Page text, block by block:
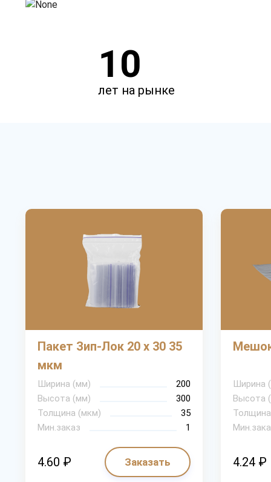
10
лет на рынке
Пакет Зип-Лок 20 х 30 35
мкм
Ширина (мм)
200
Высота (мм)
300
Толщина (мкм)
35
Мин.заказ
1
4.60 ₽ Заказать
Ширина
Высота
4.24 ₽